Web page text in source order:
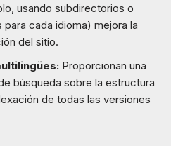
usando subdirectorios o
cada idioma) mejora la
del sitio.
Proporcionan una
búsqueda sobre la estructura
de todas las versiones